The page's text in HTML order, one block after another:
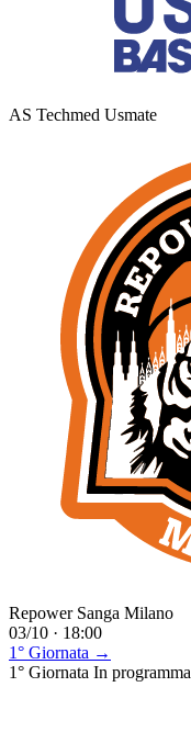
AS Techmed Usmate
Repower Sanga Milano
03/10 · 18:00
1° Giornata →
1° Giornata In programma